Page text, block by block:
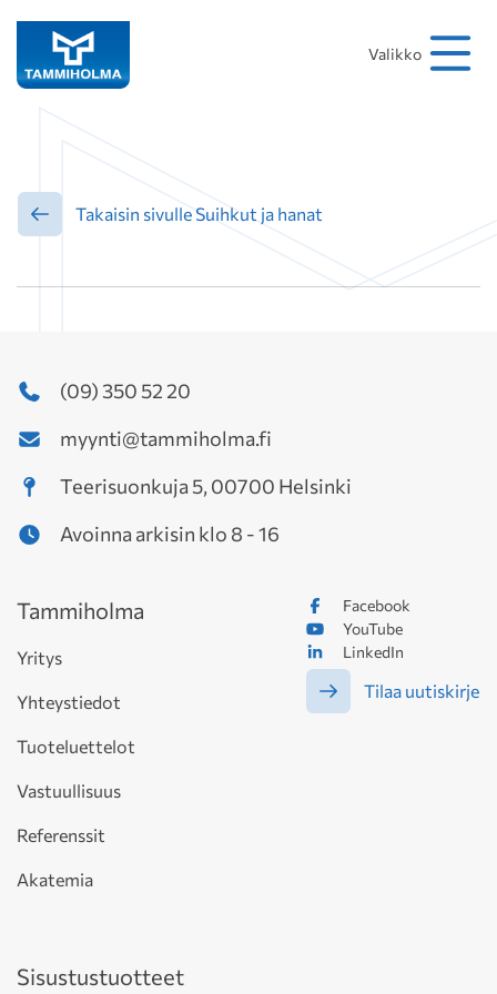
Valikko
Takaisin sivulle Suihkut ja hanat
(09) 350 52 20
myynti@tammiholma.fi
Teerisuonkuja 5, 00700 Helsinki
Avoinna arkisin klo 8 - 16
Facebook
YouTube
LinkedIn
Tilaa uutiskirje
Tammiholma
Yritys
Yhteystiedot
Tuoteluettelot
Vastuullisuus
Referenssit
Akatemia
Sisustustuotteet